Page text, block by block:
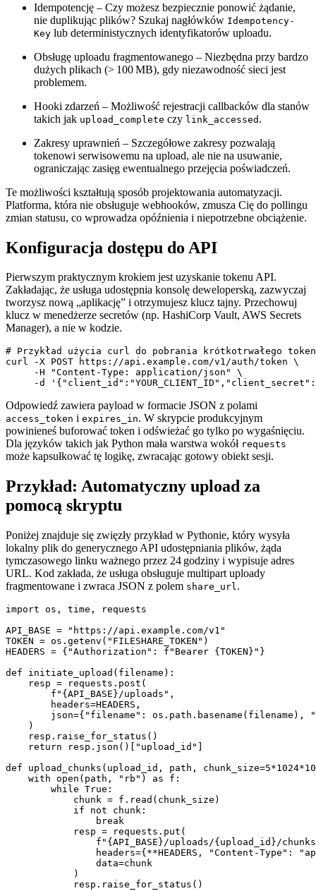
Idempotencję – Czy możesz bezpiecznie ponowić żądanie,
nie duplikując plików? Szukaj nagłówków Idempotency-
Key lub deterministycznych identyfikatorów uploadu.
Obsługę uploadu fragmentowanego – Niezbędna przy bardzo
dużych plikach (> 100 MB), gdy niezawodność sieci jest
problemem.
Hooki zdarzeń – Możliwość rejestracji callbacków dla stanów
takich jak upload_complete czy link_accessed .
Zakresy uprawnień – Szczegółowe zakresy pozwalają
tokenowi serwisowemu na upload, ale nie na usuwanie,
ograniczając zasięg ewentualnego przejęcia poświadczeń.
Te możliwości kształtują sposób projektowania automatyzacji.
Platforma, która nie obsługuje webhooków, zmusza Cię do pollingu
zmian statusu, co wprowadza opóźnienia i niepotrzebne obciążenie.
Konfiguracja dostępu do API
Pierwszym praktycznym krokiem jest uzyskanie tokenu API.
Zakładając, że usługa udostępnia konsolę deweloperską, zazwyczaj
tworzysz nową „aplikację” i otrzymujesz klucz tajny. Przechowuj
klucz w menedżerze secretów (np. HashiCorp Vault, AWS Secrets
Manager), a nie w kodzie.
# Przykład użycia curl do pobrania krótkotrwałego
curl -X POST https://api.example.com/v1/auth/token \
     -H "Content-Type: application/json" \
Odpowiedź zawiera payload w formacie JSON z polami
access_token i expires_in. W skrypcie produkcyjnym
powinieneś buforować token i odświeżać go tylko po wygaśnięciu.
Dla języków takich jak Python mała warstwa wokół requests
może kapsułkować tę logikę, zwracając gotowy obiekt sesji.
Przykład: Automatyczny upload za
pomocą skryptu
Poniżej znajduje się zwięzły przykład w Pythonie, który wysyła
lokalny plik do generycznego API udostępniania plików, żąda
tymczasowego linku ważnego przez 24 godziny i wypisuje adres
URL. Kod zakłada, że usługa obsługuje multipart uploady
fragmentowane i zwraca JSON z polem share_url.
import os, time, requests
API_BASE = "https://api.example.com/v1"
TOKEN = os.getenv("FILESHARE_TOKEN")
HEADERS = {"Authorization": f"Bearer {TOKEN}"}
def initiate_upload(filename):
    resp = requests.post(
        f"{API_BASE}/uploads",
        headers=HEADERS,
json={"filename": os.path.basename(filename),
    )
    resp.raise_for_status()
    return resp.json()["upload_id"]
def upload_chunks(upload_id, path,
    with open(path, "rb") as f:
        while True:
            chunk = f.read(chunk_size)
            if not chunk:
                break
            resp = requests.put(
f"{API_BASE}/uploads/{upload_id}/
headers={**HEADERS, "Content-Type":
                data=chunk
            )
            resp.raise_for_status()